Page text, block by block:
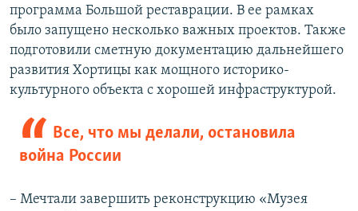
программа Большой реставрации. В ее рамках
было запущено несколько важных проектов. Также
подготовили сметную документацию дальнейшего
развития Хортицы как мощного историко-
культурного объекта с хорошей инфраструктурой.
Все, что мы делали, остановила
война России
– Мечтали завершить реконструкцию «Музея